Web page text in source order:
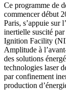
Ce programme de
commencer début
Paris, s’appuie sur
inertielle suscité
Ignition Facility
Amplitude à
des solutions
technologies laser
par confinement
production